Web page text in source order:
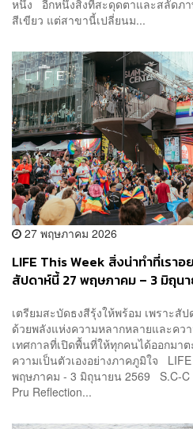
หนึ่ง อีกหนึ่งสิ่งที่สะดุดตาและสลัดภ
สีเขียว แต่สาขานี้เปลี่ยนม...
27 พฤษภาคม 2026
LIFE This Week สิ่งน่าทำที่เรา
สัปดาห์นี้ 27 พฤษภาคม – 3 มิถุน
เตรียมสะบัดธงสีรุ้งให้พร้อม เพราะสั
ด้วยพลังแห่งความหลากหลายและคว
เทศกาลที่เปิดพื้นที่ให้ทุกคนได้ออกมา
ความเป็นตัวเองอย่างภาคภูมิใจ
พฤษภาคม - 3 มิถุนายน 2569 S.C-C
Pru Reflection...